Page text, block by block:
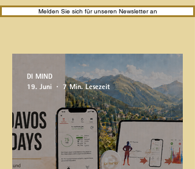
Melden Sie sich für unseren Newsletter an
DI MIND
19. Juni
7 Min. Lesezeit